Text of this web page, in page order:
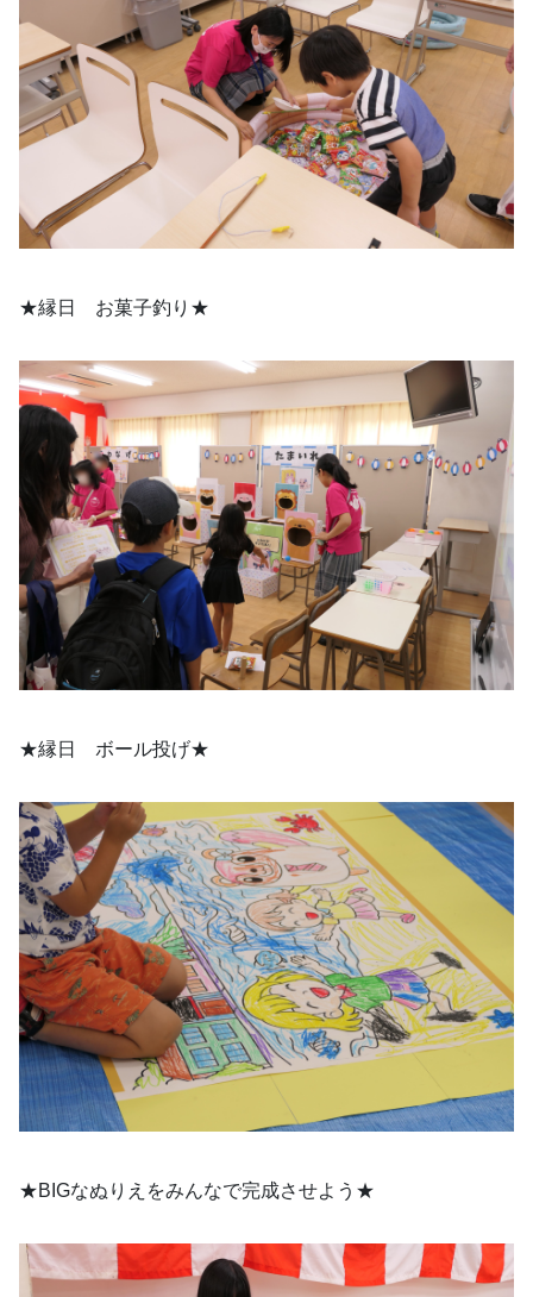
★縁日　お菓子釣り★
★縁日　ボール投げ★
★BIGなぬりえをみんなで完成させよう★